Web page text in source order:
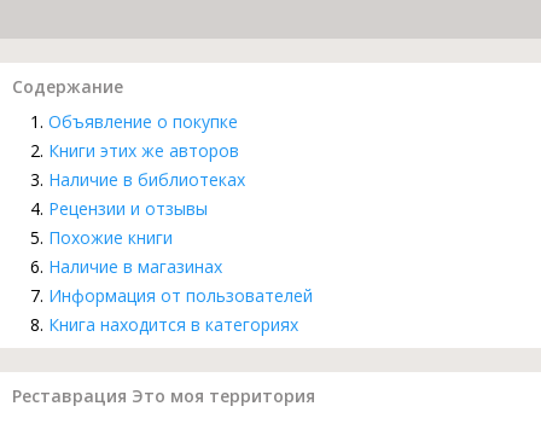
Содержание
Объявление о покупке
Книги этих же авторов
Наличие в библиотеках
Рецензии и отзывы
Похожие книги
Наличие в магазинах
Информация от пользователей
Книга находится в категориях
Реставрация Это моя территория